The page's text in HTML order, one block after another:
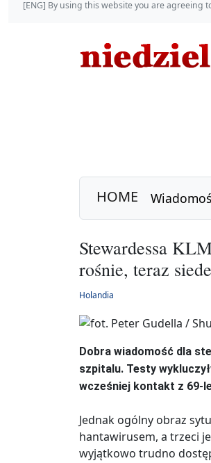
[ENG] By using this website you are agreeing
HOME
Stewardessa
rośnie, teraz
Holandia
Dobra wiadomość dla
szpitalu. Testy
wcześniej kontakt z 69-
Jednak ogólny obraz
hantawirusem, a trzeci
wyjątkowo trudno